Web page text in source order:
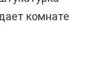
комнате